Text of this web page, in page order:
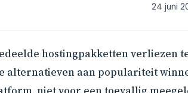
24 juni
hostingpakketten verliezen
alternatieven aan populariteit